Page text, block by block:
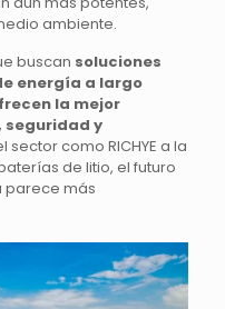
ambiente.
buscan soluciones
energía a largo
la mejor
seguridad y
sector como RICHYE a la
de litio, el futuro
parece más